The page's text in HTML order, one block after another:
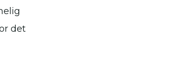
det